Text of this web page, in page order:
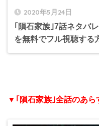
2020年5月24日
｢隕石家族｣7話ネタバ
を無料でフル視聴する
▼｢隕石家族｣全話のあ